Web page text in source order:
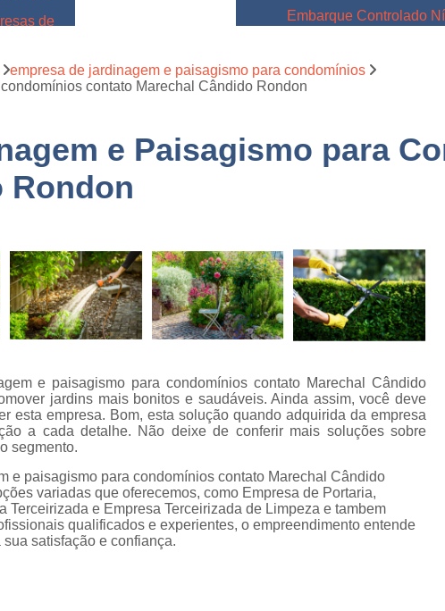
de
de
de
de
e
de
de
de
de
de
Embarque Controlado
Embarque Controlado para
Empresa de Portaria
Empresa de Portaria e
Empresa de
Empresa Portaria e
Empresa Terceirizada
Empresa
Empresa
Empresa
Empresa de
Empresa de
Empresa de
Empresa de Gestão de
Empresa
Empresa
Empresa
empresa de jardinagem e paisagismo para condomínios
contato Marechal Cândido Rondon
e Paisagismo para
Rondon
e paisagismo para condomínios contato Marechal Cândido
jardins mais bonitos e saudáveis. Ainda assim, você deve
esta empresa. Bom, esta solução quando adquirida da empresa
a cada detalhe. Não deixe de conferir mais soluções sobre
segmento.
e paisagismo para condomínios contato Marechal Cândido
variadas que oferecemos, como Empresa de Portaria,
Terceirizada e Empresa Terceirizada de Limpeza e tambem
qualificados e experientes, o empreendimento entende
satisfação e confiança.